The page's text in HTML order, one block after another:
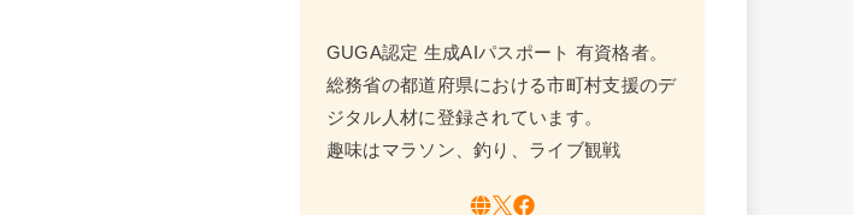
GUGA認定 生成AIパスポート 有資格者。
総務省の都道府県における市町村支援のデ
ジタル人材に登録されています。
趣味はマラソン、釣り、ライブ観戦